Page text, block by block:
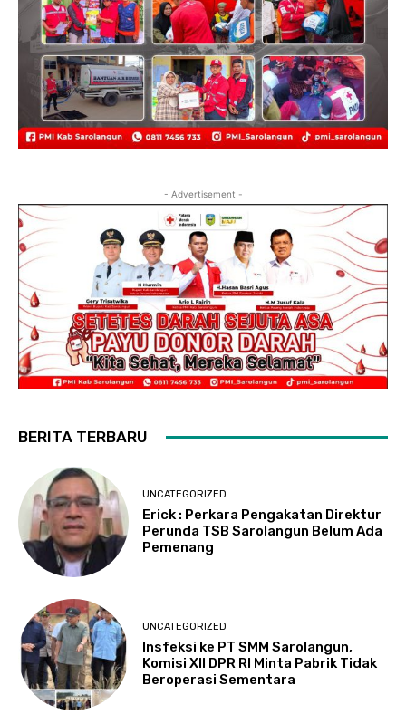
- Advertisement -
BERITA TERBARU
UNCATEGORIZED
Erick : Perkara Pengakatan Direktur
Perunda TSB Sarolangun Belum Ada
Pemenang
UNCATEGORIZED
Insfeksi ke PT SMM Sarolangun,
Komisi XII DPR RI Minta Pabrik Tidak
Beroperasi Sementara